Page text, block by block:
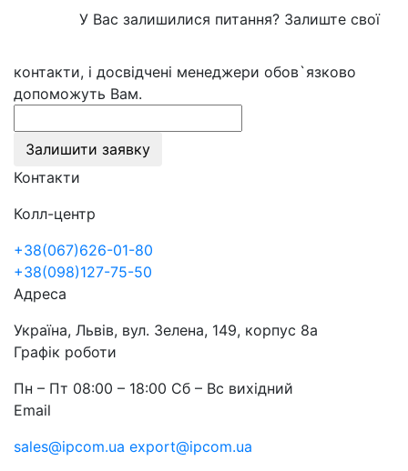
У Вас залишилися питання? Залиште свої
контакти, і досвідчені менеджери обов`язково
допоможуть Вам.
Залишити заявку
Контакти
Колл-центр
+38(067)626-01-80
+38(098)127-75-50
Адреса
Україна, Львів, вул. Зелена, 149, корпус 8а
Графік роботи
Пн – Пт 08:00 – 18:00 Сб – Вс вихідний
Email
sales@ipcom.ua export@ipcom.ua